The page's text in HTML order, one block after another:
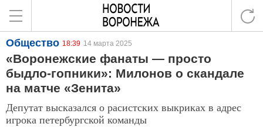
Общество 18:39 14 марта 2025
«Воронежские фанаты — просто
быдло-гопники»: Милонов о скандале
на матче «Зенита»
Депутат высказался о расистских выкриках в адрес
игрока петербургской команды